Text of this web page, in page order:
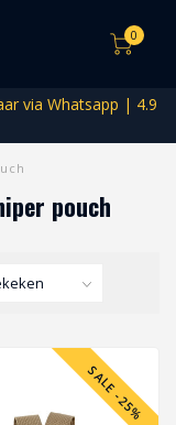
0
via Whatsapp | 4.9
pouch
SALE -25%